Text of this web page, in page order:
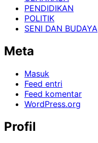
PENDIDIKAN
POLITIK
SENI DAN BUDAYA
Meta
Masuk
Feed entri
Feed komentar
WordPress.org
Profil